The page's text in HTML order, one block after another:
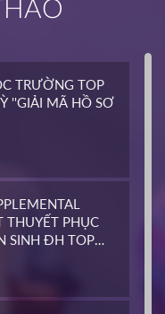
UNIVERSITY,
TRƯỜNG TOP
''GIẢI MÃ HỒ SƠ
THUYẾT PHỤC
SINH ĐH TOP